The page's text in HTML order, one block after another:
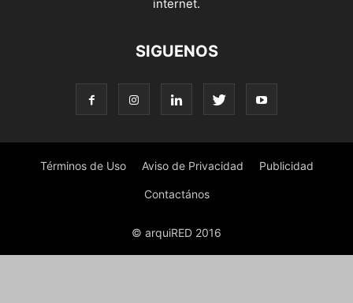
internet.
SIGUENOS
Términos de Uso Aviso de Privacidad Publicidad
Contactános
© arquiRED 2016